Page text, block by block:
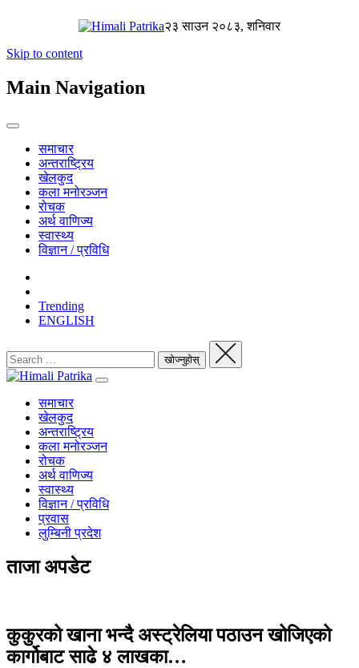
२३ साउन २०८३, शनिवार
Skip to content
Main Navigation
समाचार
अन्तराष्ट्रिय
खेलकुद
कला मनोरञ्जन
रोचक
अर्थ वाणिज्य
स्वास्थ्य
विज्ञान / प्रविधि
Trending
ENGLISH
समाचार
खेलकुद
अन्तराष्ट्रिय
कला मनोरञ्जन
रोचक
अर्थ वाणिज्य
स्वास्थ्य
विज्ञान / प्रविधि
प्रवास
लुम्बिनी प्रदेश
ताजा अपडेट
कुकुरको खाना भन्दै अस्ट्रेलिया पठाउन खोजिएको
कार्गोबाट साढे ४ लाखका…